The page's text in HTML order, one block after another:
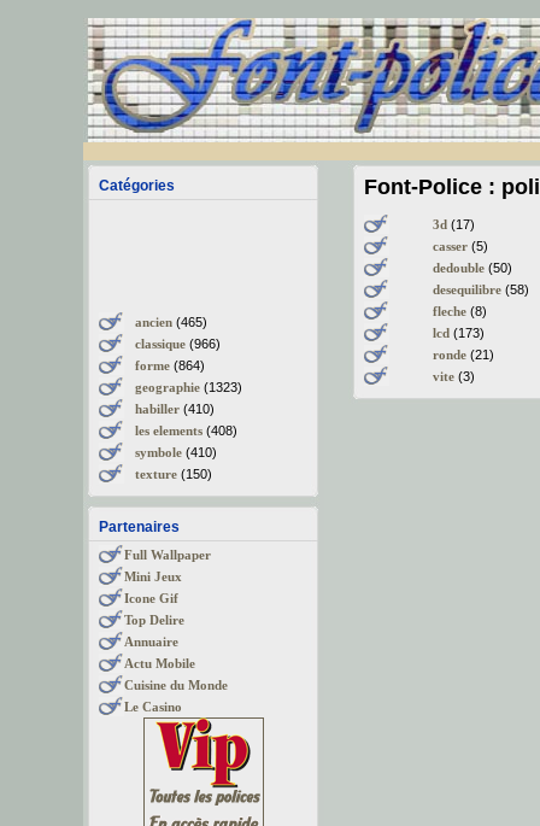
Catégories
ancien(465)
classique(966)
forme(864)
geographie(1323)
habiller(410)
les elements(408)
symbole(410)
texture(150)
Partenaires
Full Wallpaper
Mini Jeux
Icone Gif
Top Delire
Annuaire
Actu Mobile
Cuisine du Monde
Le Casino
Font-Police :
3d(17)
casser(5)
dedouble(50)
desequilibre(58)
fleche(8)
lcd(173)
ronde(21)
vite(3)